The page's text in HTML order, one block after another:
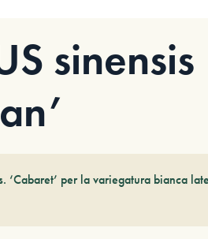
sinensis
‘Cabaret’ per la variegatura bianca